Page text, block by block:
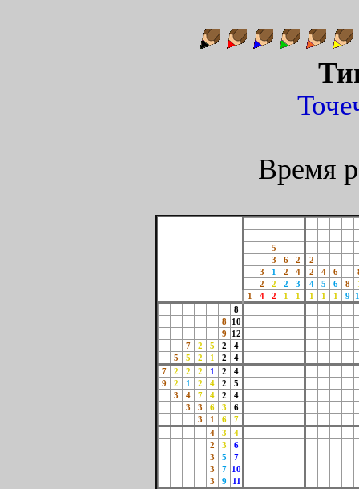
Время
5
3
6 2
2
3
1 2 4 2 4 6
2
2 2 3 4 5 6 8
1
4 2 1 1 1 1 1 9
8
8 10
9
12
7
2 5 2
4
5
5 2 1 2
4
7
2 2 2 1 2
4
9
2 1 2 4 2
5
3
4 7 4 2
4
3
3 6 3
6
3
1 6
7
4
3
4
2
3
6
3
5
7
3
7 10
3
9
11